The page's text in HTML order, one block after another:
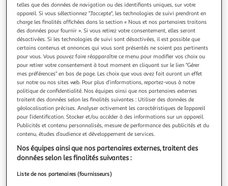
SYMBIOTIQUE, Kaplan Marion
Symbiotique repose sur une idée puissante : pour une santé
totale, notre alimentation doit favoriser une coopération
harmonieuse entre notre corps et les microbiotes qu'il
abrite. C'est le secret pour un corps qui joue juste , une
symphonie de bien-être où chaque organe fonctionne en
parfaite harmo
En savoir +
Vous voulez connaître le prix de ce produit ?
Afficher le prix
telles que des données de navigation ou des identifiants uniques, sur votre
appareil. Si vous sélectionnez "J'accepte", les technologies de suivi prendront en
charge les finalités affichées dans la section « Nous et nos partenaires traitons
des données pour fournir ». Si vous retirez votre consentement, elles seront
désactivées. Si les technologies de suivi sont désactivées, il est possible que
certains contenus et annonces qui vous sont présentés ne soient pas pertinents
pour vous. Vous pouvez faire réapparaître ce menu pour modifier vos choix ou
pour retirer votre consentement à tout moment en cliquant sur le lien "Gérer
mes préférences" en bas de page. Les choix que vous avez fait auront un effet
sur notre ou nos sites web. Pour plus d’informations, reportez-vous à notre
politique de confidentialité. Nos équipes ainsi que nos partenaires externes
traitent des données selon les finalités suivantes : Utiliser des données de
géolocalisation précises. Analyser activement les caractéristiques de l’appareil
pour l’identification. Stocker et/ou accéder à des informations sur un appareil.
Publicités et contenu personnalisés, mesure de performance des publicités et du
contenu, études d’audience et développement de services.
Nos équipes ainsi que nos partenaires externes, traitent des
données selon les finalités suivantes :
Liste de nos partenaires (fournisseurs)